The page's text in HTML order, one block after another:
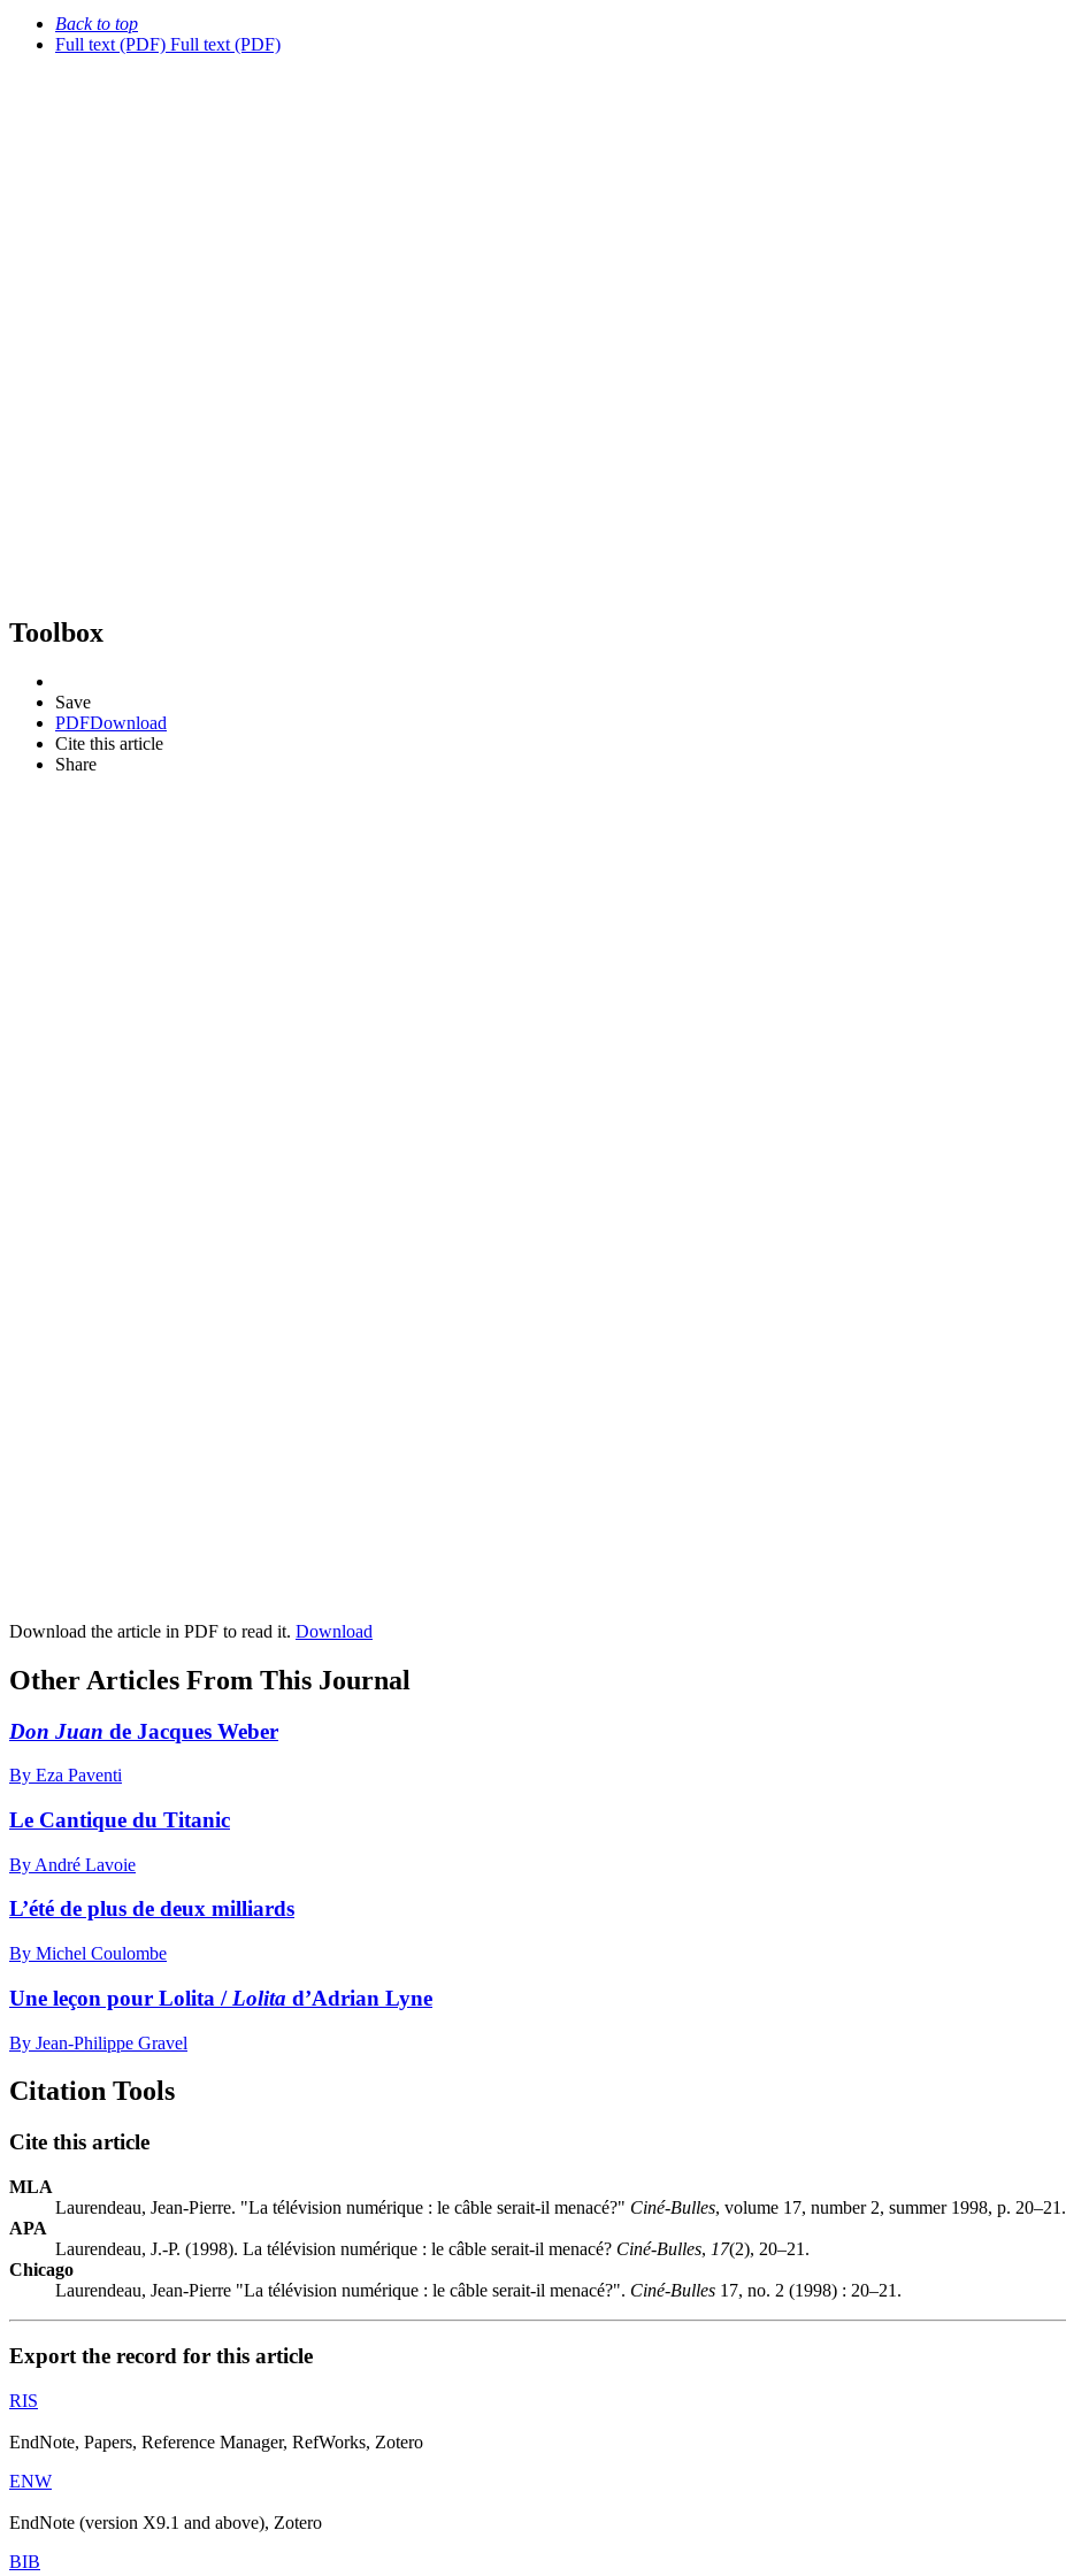
Back to top
Full text (PDF) Full text (PDF)
Toolbox
Save
PDFDownload
Cite this article
Share
Download the article in PDF to read it. Download
Other Articles From This Journal
Don Juan de Jacques Weber
By Eza Paventi
Le Cantique du Titanic
By André Lavoie
L’été de plus de deux milliards
By Michel Coulombe
Une leçon pour Lolita / Lolita d’Adrian Lyne
By Jean-Philippe Gravel
Citation Tools
Cite this article
MLA
Laurendeau, Jean-Pierre. "La télévision numérique : le câble serait-il menacé?" Ciné-Bulles, volume 17, number 2, summer 1998, p. 20–21.
APA
Laurendeau, J.-P. (1998). La télévision numérique : le câble serait-il menacé? Ciné-Bulles, 17(2), 20–21.
Chicago
Laurendeau, Jean-Pierre "La télévision numérique : le câble serait-il menacé?". Ciné-Bulles 17, no. 2 (1998) : 20–21.
Export the record for this article
RIS
EndNote, Papers, Reference Manager, RefWorks, Zotero
ENW
EndNote (version X9.1 and above), Zotero
BIB